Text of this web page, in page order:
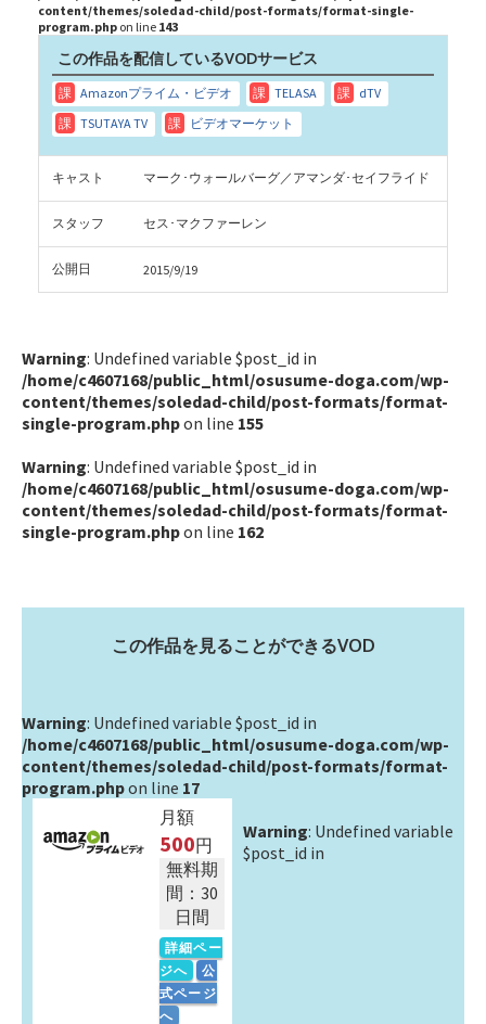
content/themes/soledad-child/post-formats/format-single-
program.php on line 143
この作品を配信しているVODサービス
キャスト マーク･ウォールバーグ／アマンダ･セイフライド
スタッフ セス･マクファーレン
公開日 2015/9/19
Warning: Undefined variable $post_id in
/home/c4607168/public_html/osusume-doga.com/wp-
content/themes/soledad-child/post-formats/format-
single-program.phpon line 155
Warning: Undefined variable $post_id in
/home/c4607168/public_html/osusume-doga.com/wp-
content/themes/soledad-child/post-formats/format-
single-program.phpon line 162
この作品を見ることができるVOD
Warning: Undefined variable $post_id in
/home/c4607168/public_html/osusume-doga.com/wp-
content/themes/soledad-child/post-formats/format-
program.phpon line 17
月額
500円
無料期
間：30
日間
詳細ペー
ジへ
公
式ページ
へ
Warning: Undefined variable
$post_id in